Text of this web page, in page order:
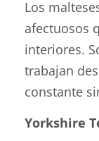
Los
afectuosos
interiores.
trabajan
constante
Yorkshire